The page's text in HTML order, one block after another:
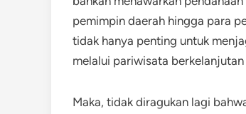
pemimpin daerah hingga para
tidak hanya penting untuk
melalui pariwisata
Maka, tidak diragukan lagi